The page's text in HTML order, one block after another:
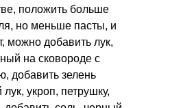
положить больше
но меньше пасты, и
можно добавить лук,
на сковороде с
добавить зелень
укроп, петрушку,